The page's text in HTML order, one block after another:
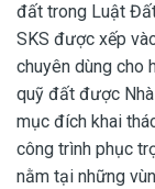
đất trong Luật
SKS được xếp
chuyên dùng cho
quỹ đất được
mục đích khai
công trình phục
nằm tại những